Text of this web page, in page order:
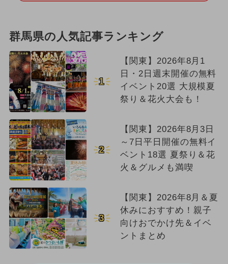
群馬県の人気記事ランキング
1
【関東】2026年8月1
日・2日週末開催の無料
イベント20選 大規模夏
祭り＆花火大会も！
2
【関東】2026年8月3日
～7日平日開催の無料イ
ベント18選 夏祭り＆花
火＆グルメも満喫
3
【関東】2026年8月＆夏
休みにおすすめ！親子
向けおでかけ先＆イベ
ントまとめ